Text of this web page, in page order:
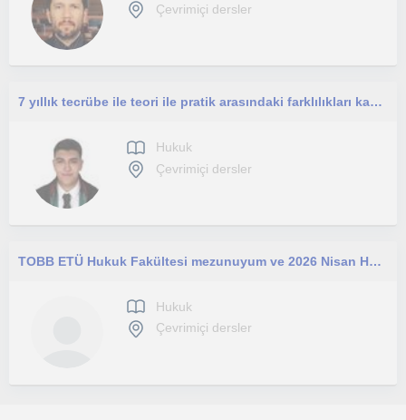
Çevrimiçi dersler
7 yıllık tecrübe ile teori ile pratik arasındaki farklılıkları kavrayarak karşılaşılabilecek zorluklara hazır olmak ister misin?
Hukuk
Çevrimiçi dersler
TOBB ETÜ Hukuk Fakültesi mezunuyum ve 2026 Nisan HMGS'de 98 doğru yaparak başarılı oldum. Hedefim derslerinizde size yardım etmek.
Hukuk
Çevrimiçi dersler